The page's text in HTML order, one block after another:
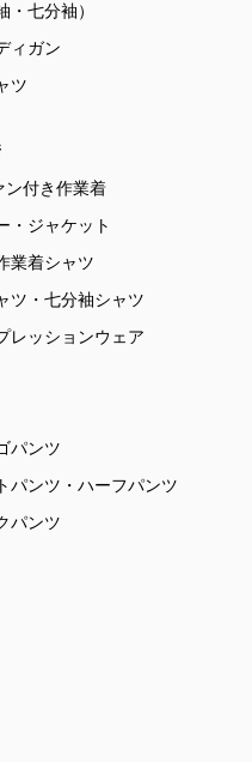
・七分袖）
ィガン
ツ
ン付き作業着
・ジャケット
業着シャツ
ツ・七分袖シャツ
レッションウェア
パンツ
パンツ・ハーフパンツ
パンツ